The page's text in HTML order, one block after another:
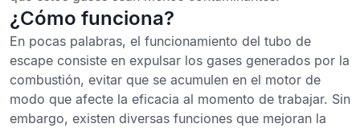
¿Cómo funciona?
En pocas palabras, el funcionamiento del tubo de
escape consiste en expulsar los gases generados por la
combustión, evitar que se acumulen en el motor de
modo que afecte la eficacia al momento de trabajar. Sin
embargo, existen diversas funciones que mejoran la